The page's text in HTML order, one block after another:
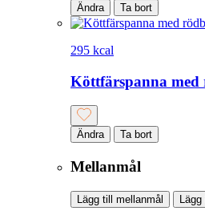
Ändra Ta bort
295 kcal
Köttfärspanna med
Ändra Ta bort
Mellanmål
Lägg till mellanmål